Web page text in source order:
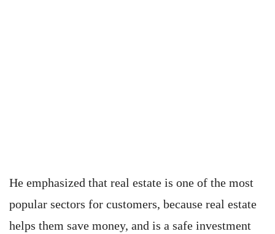
He emphasized that real estate is one of the most
popular sectors for customers, because real estate
helps them save money, and is a safe investment